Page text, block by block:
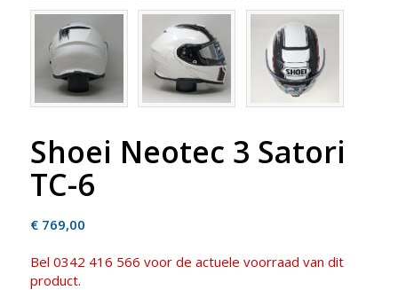
Shoei Neotec 3 Satori
TC-6
€769,00
Bel 0342 416 566 voor de actuele voorraad van dit
product.